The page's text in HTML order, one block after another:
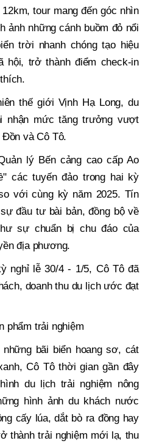
tour mang đến góc nhìn
ảnh những cánh buồm đỏ nổi
trời nhanh chóng tạo hiệu
hội, trở thành điểm check-in
thế giới Vịnh Hạ Long, du
nhận mức tăng trưởng vượt
và Cô Tô.
lý Bến cảng cao cấp Ao
các tuyến đảo trong hai kỳ
với cùng kỳ năm 2025. Tín
đầu tư bài bản, đồng bộ về
sự chuẩn bị chu đáo của
địa phương.
nghỉ lễ 30/4 - 1/5, Cô Tô đã
doanh thu du lịch ước đạt
phẩm trải nghiệm
bãi biển hoang sơ, cát
Cô Tô thời gian gần đây
du lịch trải nghiệm nông
hình ảnh du khách nước
cấy lúa, dắt bò ra đồng hay
thành trải nghiệm mới lạ, thu